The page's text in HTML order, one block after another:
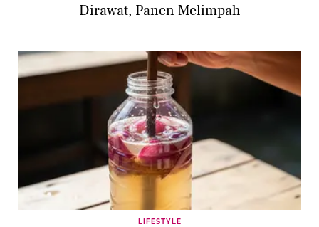
Dirawat, Panen Melimpah
LIFESTYLE